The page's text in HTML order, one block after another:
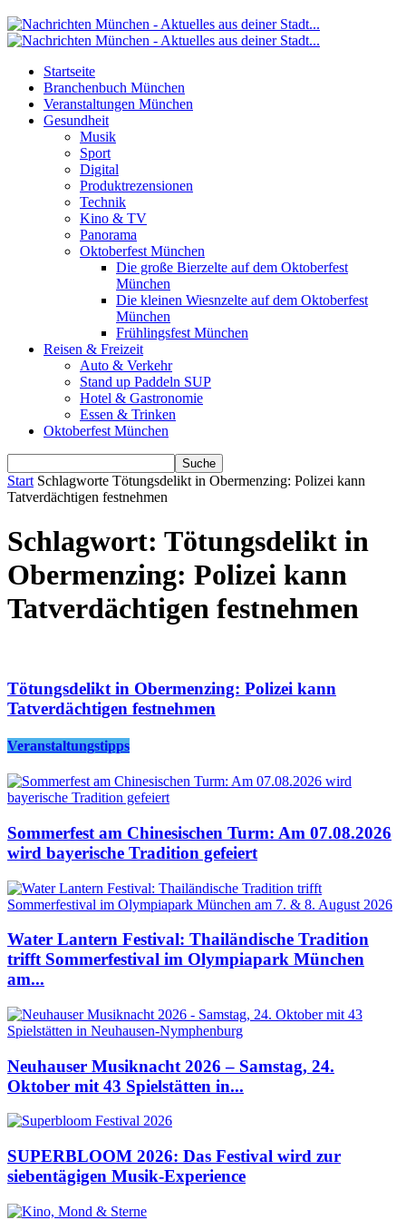
Startseite
Branchenbuch München
Veranstaltungen München
Gesundheit
Musik
Sport
Digital
Produktrezensionen
Technik
Kino & TV
Panorama
Oktoberfest München
Die große Bierzelte auf dem Oktoberfest
München
Die kleinen Wiesnzelte auf dem Oktoberfest
München
Frühlingsfest München
Reisen & Freizeit
Auto & Verkehr
Stand up Paddeln SUP
Hotel & Gastronomie
Essen & Trinken
Oktoberfest München
Start Schlagworte Tötungsdelikt in Obermenzing: Polizei kann
Tatverdächtigen festnehmen
Schlagwort: Tötungsdelikt in
Obermenzing: Polizei kann
Tatverdächtigen festnehmen
Tötungsdelikt in Obermenzing: Polizei kann
Tatverdächtigen festnehmen
Veranstaltungstipps
Sommerfest am Chinesischen Turm: Am 07.08.2026
wird bayerische Tradition gefeiert
Water Lantern Festival: Thailändische Tradition
trifft Sommerfestival im Olympiapark München
am...
Neuhauser Musiknacht 2026 – Samstag, 24.
Oktober mit 43 Spielstätten in...
SUPERBLOOM 2026: Das Festival wird zur
siebentägigen Musik-Experience